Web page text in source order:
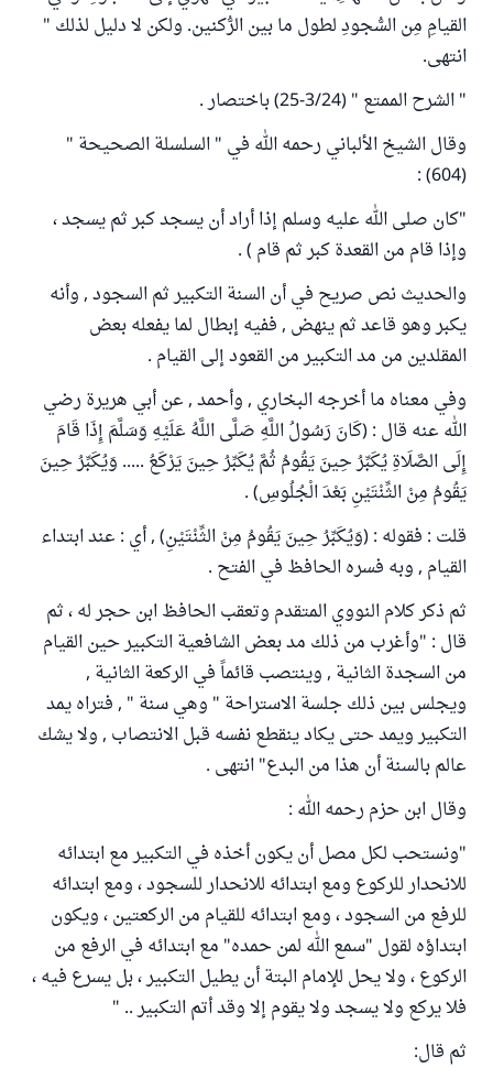
القيامِ مِن السُّجودِ لطول ما بين الرُّكنين. ولكن لا دليل لذلك "
انتهى.
" الشرح الممتع " (3/24-25) باختصار .
وقال الشيخ الألباني رحمه الله في " السلسلة الصحيحة "
(604) :
"كان صلى الله عليه وسلم إذا أراد أن يسجد كبر ثم يسجد ،
وإذا قام من القعدة كبر ثم قام ) .
والحديث نص صريح في أن السنة التكبير ثم السجود , وأنه
يكبر وهو قاعد ثم ينهض , ففيه إبطال لما يفعله بعض
المقلدين من مد التكبير من القعود إلى القيام .
وفي معناه ما أخرجه البخاري , وأحمد , عن أبي هريرة رضي
الله عنه قال : (كَانَ رَسُولُ اللَّهِ صَلَّى اللَّهُ عَلَيْهِ وَسَلَّمَ إِذَا قَامَ
إِلَى الصَّلَاةِ يُكَبِّرُ حِينَ يَقُومُ ثُمَّ يُكَبِّرُ حِينَ يَرْكَعُ ..... وَيُكَبِّرُ حِينَ
يَقُومُ مِنْ الثِّنْتَيْنِ بَعْدَ الْجُلُوسِ) .
قلت : فقوله : (وَيُكَبِّرُ حِينَ يَقُومُ مِنْ الثِّنْتَيْنِ) , أي : عند ابتداء
القيام , وبه فسره الحافظ في الفتح .
ثم ذكر كلام النووي المتقدم وتعقب الحافظ ابن حجر له ، ثم
قال : "وأغرب من ذلك مد بعض الشافعية التكبير حين القيام
من السجدة الثانية , وينتصب قائماً في الركعة الثانية ,
ويجلس بين ذلك جلسة الاستراحة " وهي سنة " , فتراه يمد
التكبير ويمد حتى يكاد ينقطع نفسه قبل الانتصاب , ولا يشك
عالم بالسنة أن هذا من البدع" انتهى .
وقال ابن حزم رحمه الله :
"ونستحب لكل مصل أن يكون أخذه في التكبير مع ابتدائه
للانحدار للركوع ومع ابتدائه للانحدار للسجود ، ومع ابتدائه
للرفع من السجود ، ومع ابتدائه للقيام من الركعتين ، ويكون
ابتداؤه لقول "سمع الله لمن حمده" مع ابتدائه في الرفع من
الركوع ، ولا يحل للإمام البتة أن يطيل التكبير ، بل يسرع فيه ،
فلا يركع ولا يسجد ولا يقوم إلا وقد أتم التكبير .. "
ثم قال: